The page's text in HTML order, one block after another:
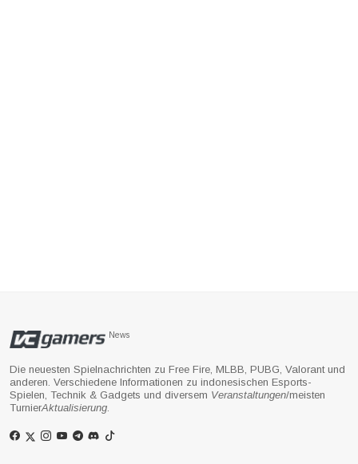
News
Die neuesten Spielnachrichten zu Free Fire, MLBB, PUBG, Valorant und
anderen. Verschiedene Informationen zu indonesischen Esports-
Spielen, Technik & Gadgets und diversem Veranstaltungen/meisten
TurnierAktualisierung.